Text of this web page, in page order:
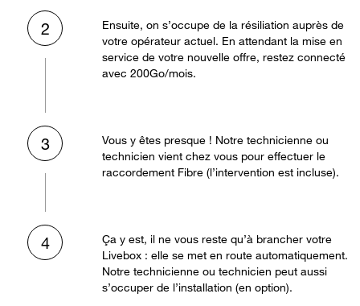
2
Ensuite, on s’occupe de la résiliation auprès de
votre opérateur actuel. En attendant la mise en
service de votre nouvelle offre, restez connecté
avec 200Go/mois.
3
Vous y êtes presque ! Notre technicienne ou
technicien vient chez vous pour effectuer le
raccordement Fibre (l’intervention est incluse).
4
Ça y est, il ne vous reste qu’à brancher votre
Livebox : elle se met en route automatiquement.
Notre technicienne ou technicien peut aussi
s’occuper de l’installation (en option).